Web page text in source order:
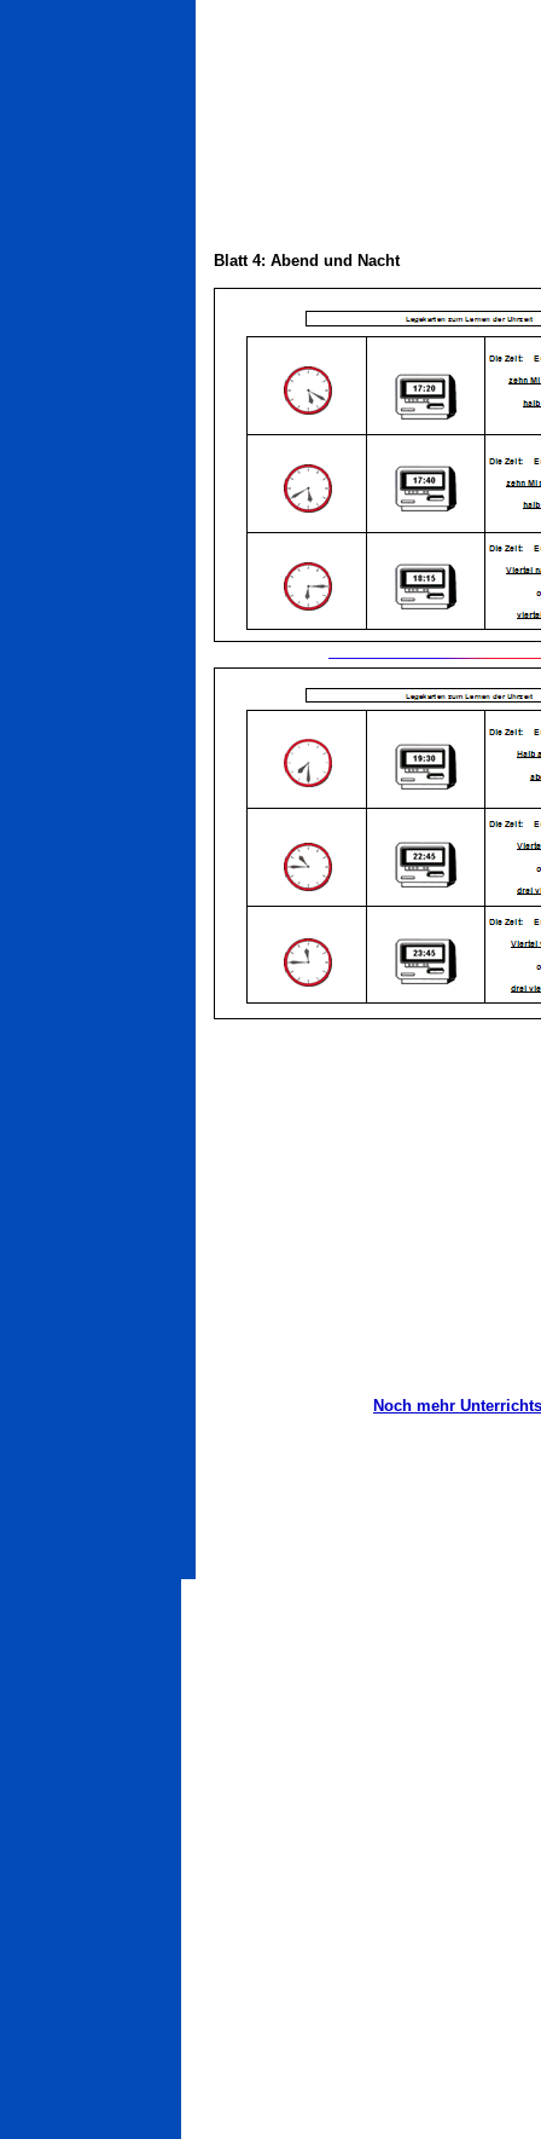
Blatt 4: Abend und Nacht
Noch mehr